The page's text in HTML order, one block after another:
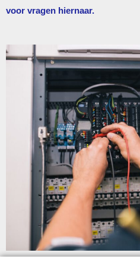
voor vragen hiernaar.